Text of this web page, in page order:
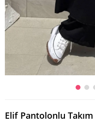
Elif Pantolonlu Takım